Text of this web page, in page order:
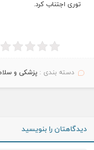
توری اجتناب کرد.
دسته بندی :پزشکی و
دیدگاهتان را بنویسید